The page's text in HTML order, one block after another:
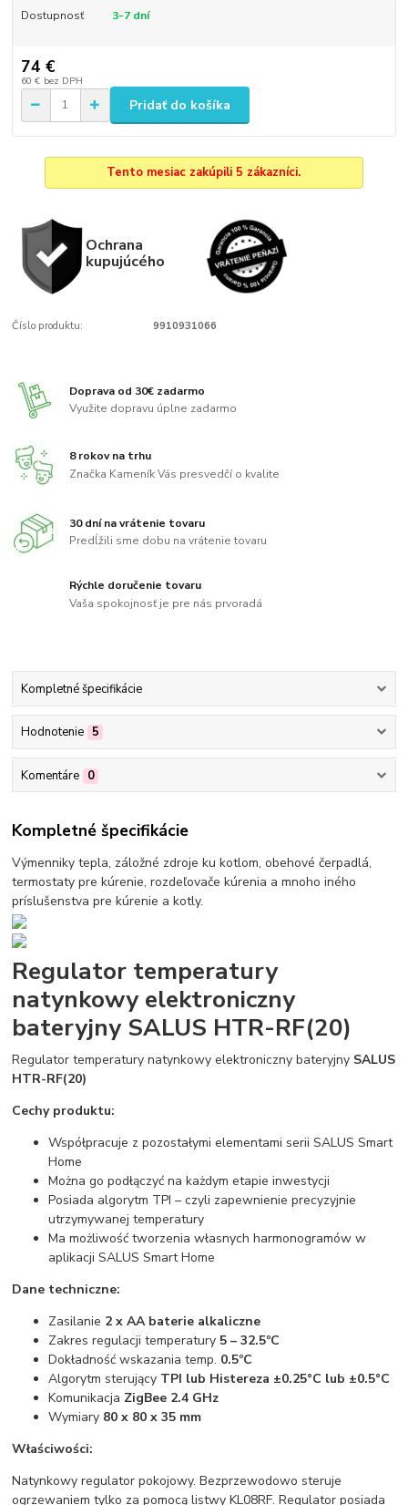
Dostupnosť 3-7 dní
74 €
60 € bez DPH
Pridať do košíka
Tento mesiac zakúpili 5 zákazníci.
Ochrana
kupujúcého
Číslo produktu: 9910931066
Doprava od 30€ zadarmo
Využite dopravu úplne zadarmo
8 rokov na trhu
Značka Kameník Vás presvedčí o kvalite
30 dní na vrátenie tovaru
Predĺžili sme dobu na vrátenie tovaru
Rýchle doručenie tovaru
Vaša spokojnosť je pre nás prvoradá
Kompletné špecifikácie
Hodnotenie 5
Komentáre 0
Kompletné špecifikácie
Výmenniky tepla, záložné zdroje ku kotlom, obehové čerpadlá,
termostaty pre kúrenie, rozdeľovače kúrenia a mnoho iného
príslušenstva pre kúrenie a kotly.
Regulator temperatury
natynkowy elektroniczny
bateryjny SALUS HTR-RF(20)
Regulator temperatury natynkowy elektroniczny bateryjny SALUS
HTR-RF(20)
Cechy produktu:
Współpracuje z pozostałymi elementami serii SALUS Smart
Home
Można go podłączyć na każdym etapie inwestycji
Posiada algorytm TPI – czyli zapewnienie precyzyjnie
utrzymywanej temperatury
Ma możliwość tworzenia własnych harmonogramów w
aplikacji SALUS Smart Home
Dane techniczne:
Zasilanie 2 x AA baterie alkaliczne
Zakres regulacji temperatury 5 – 32.5ºC
Dokładność wskazania temp. 0.5ºC
Algorytm sterujący TPI lub Histereza ±0.25°C lub ±0.5°C
Komunikacja ZigBee 2.4 GHz
Wymiary 80 x 80 x 35 mm
Właściwości:
Natynkowy regulator pokojowy. Bezprzewodowo steruje
ogrzewaniem tylko za pomocą listwy KL08RF. Regulator posiada